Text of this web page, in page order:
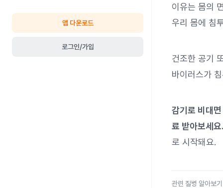
앱 다운로드
로그인/가입
이유는 몸의
우리 몸에 침
건조한 공기
바이러스가
감기로 비대
료 받아보세
로 시작돼요.
관련 질병 알아보기